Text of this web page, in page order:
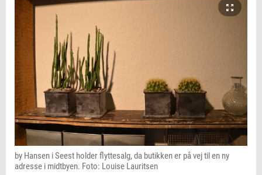
by Hansen i Seest holder flyttesalg, da butikken er på vej til en ny
adresse i midtbyen. Foto: Louise Lauritsen